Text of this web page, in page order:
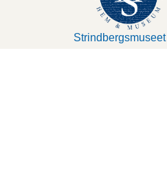
Strindbergsmuseet